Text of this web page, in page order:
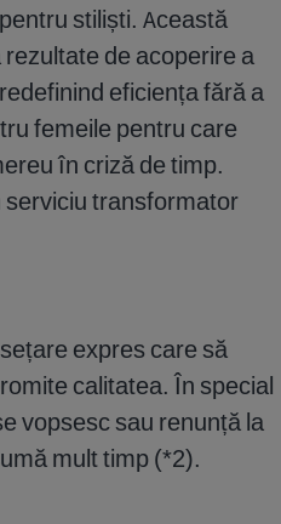
stiliști. Această
de acoperire a
eficiența fără a
femeile pentru care
în criză de timp.
transformator
expres care să
calitatea. În special
vopsesc sau renunță la
mult timp (*2).